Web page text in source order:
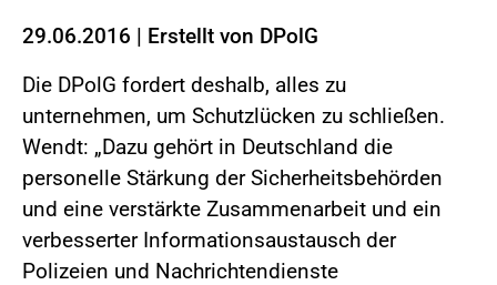
29.06.2016 | Erstellt von DPolG
Die DPolG fordert deshalb, alles zu
unternehmen, um Schutzlücken zu schließen.
Wendt: „Dazu gehört in Deutschland die
personelle Stärkung der Sicherheitsbehörden
und eine verstärkte Zusammenarbeit und ein
verbesserter Informationsaustausch der
Polizeien und Nachrichtendienste